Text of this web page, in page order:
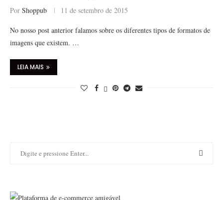
Por Shoppub 11 de setembro de 2015
No nosso post anterior falamos sobre os diferentes tipos de formatos de
imagens que existem. …
LEIA MAIS